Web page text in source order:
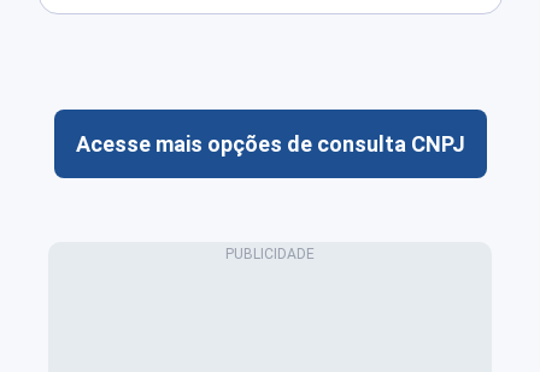
Acesse mais opções de consulta CNPJ